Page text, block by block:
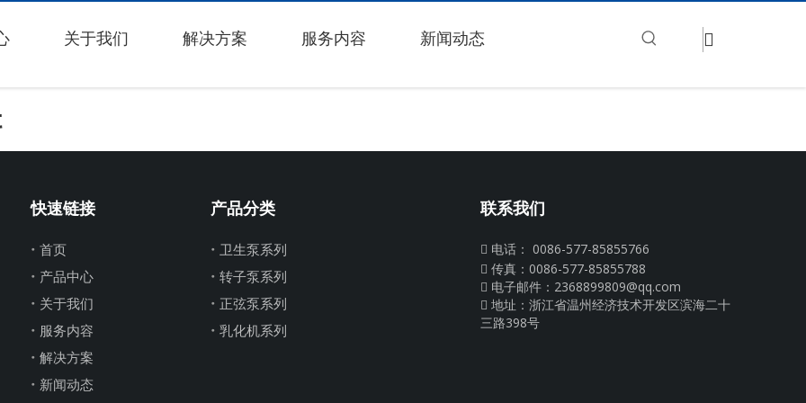
关于我们 解决方案 服务内容 新闻动态
快速链接
首页
产品中心
关于我们
服务内容
解决方案
新闻动态
产品分类
卫生泵系列
转子泵系列
正弦泵系列
乳化机系列
联系我们
 电话： 0086-577-85855766
 传真：0086-577-85855788
 电子邮件： 2368899809@qq.com
 地址：浙江省温州经济技术开发区滨海二十
三路398号